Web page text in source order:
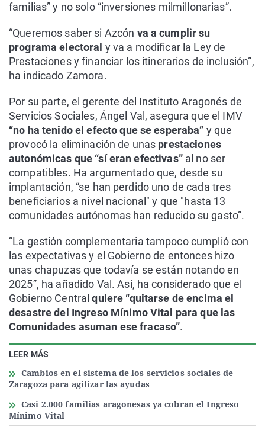
LEER MÁS
Cambios en el sistema de los servicios sociales de
Zaragoza para agilizar las ayudas
Casi 2.000 familias aragonesas ya cobran el Ingreso
Mínimo Vital
familias” y no solo “inversiones milmillonarias”.
“Queremos saber si Azcón va a cumplir su
programa electoral y va a modificar la Ley de
Prestaciones y financiar los itinerarios de inclusión”,
ha indicado Zamora.
Por su parte, el gerente del Instituto Aragonés de
Servicios Sociales, Ángel Val, asegura que el IMV
“no ha tenido el efecto que se esperaba” y que
provocó la eliminación de unas prestaciones
autonómicas que “sí eran efectivas”al no ser
compatibles. Ha argumentado que, desde su
implantación, “se han perdido uno de cada tres
beneficiarios a nivel nacional" y que "hasta 13
comunidades autónomas han reducido su gasto”.
“La gestión complementaria tampoco cumplió con
las expectativas y el Gobierno de entonces hizo
unas chapuzas que todavía se están notando en
2025”, ha añadido Val. Así, ha considerado que el
Gobierno Centralquiere “quitarse de encima el
desastre del Ingreso Mínimo Vital para que las
Comunidades asuman ese fracaso”.